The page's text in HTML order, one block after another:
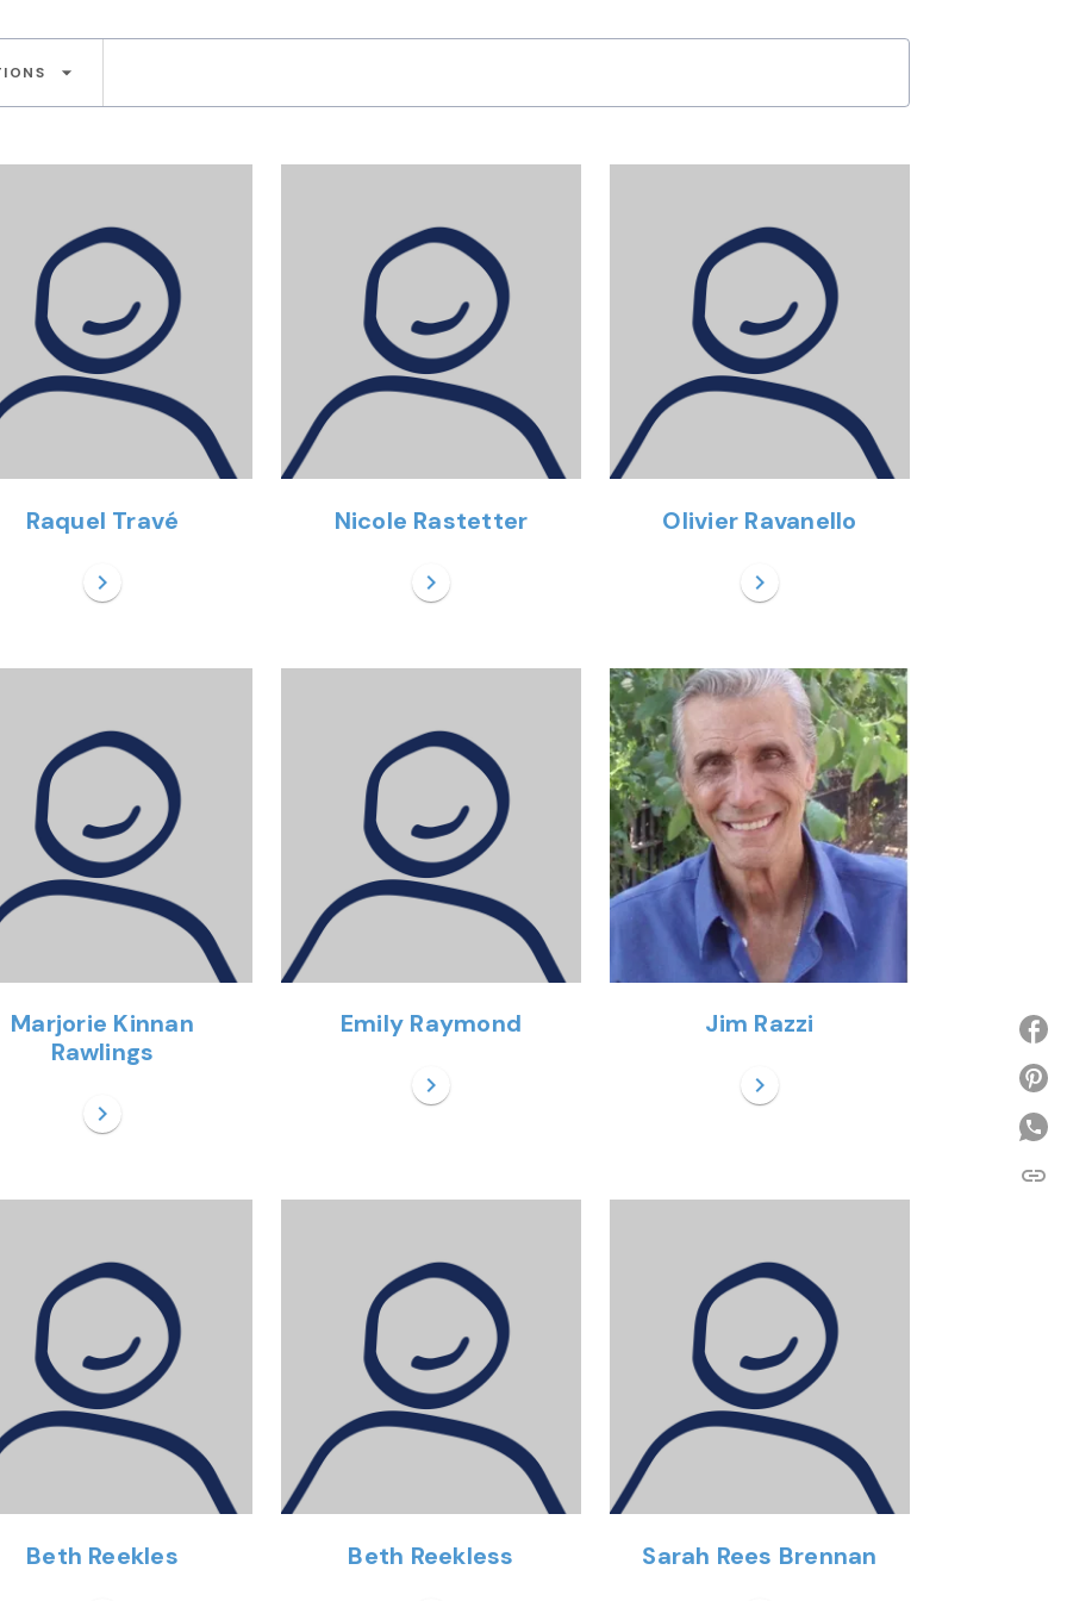
arrow_drop_down
Raquel Travé
chevron_right
Nicole Rastetter
chevron_right
Olivier Ravanello
chevron_right
Marjorie Kinnan
Rawlings
chevron_right
Emily Raymond
chevron_right
Jim Razzi
chevron_right
Beth Reekles Beth Reekless Sarah Rees Brennan
link